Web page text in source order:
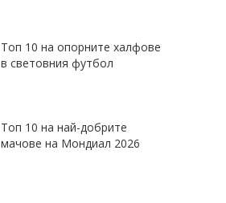
Топ 10 на опорните халфове
в световния футбол
Топ 10 на най-добрите
мачове на Мондиал 2026